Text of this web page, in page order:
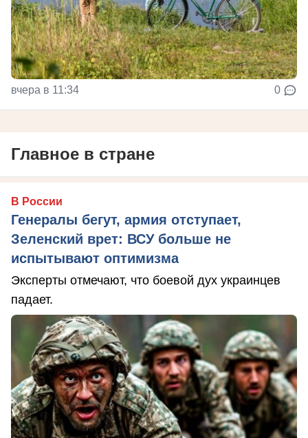
вчера в 11:34 0
Главное в стране
В России
Генералы бегут, армия отступает,
Зеленский врет: ВСУ больше не
испытывают оптимизма
Эксперты отмечают, что боевой дух украинцев
падает.